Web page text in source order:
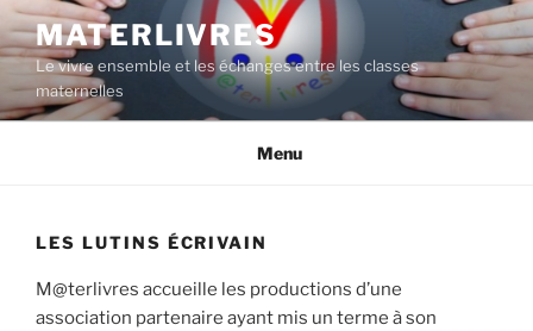
Aller
au
contenu
principal
MATERLIVRES
Le vivre ensemble et les échanges entre les classes
maternelles
Menu
LES LUTINS ÉCRIVAIN
M@terlivres accueille les productions d’une
association partenaire ayant mis un terme à son